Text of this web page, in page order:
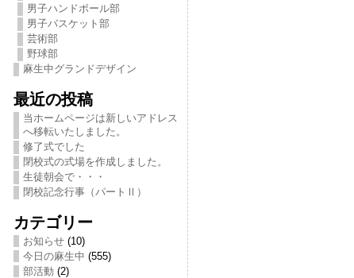
男子ハンドボール部
男子バスケット部
芸術部
野球部
麻生中グランドデザイン
最近の投稿
当ホームページは新しいアドレス
へ移転いたしました。
修了式でした
閉校式の式場を作成しました。
生徒朝会で・・・
閉校記念行事（パートⅡ）
カテゴリー
お知らせ(10)
今日の麻生中 (555)
部活動 (2)